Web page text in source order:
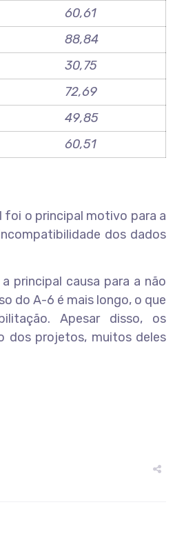
60,61
88,84
30,75
72,69
49,85
60,51
foi o principal motivo para a
dos dados
principal causa para a não
do A-6 é mais longo, o que
Apesar disso, os
dos projetos, muitos deles